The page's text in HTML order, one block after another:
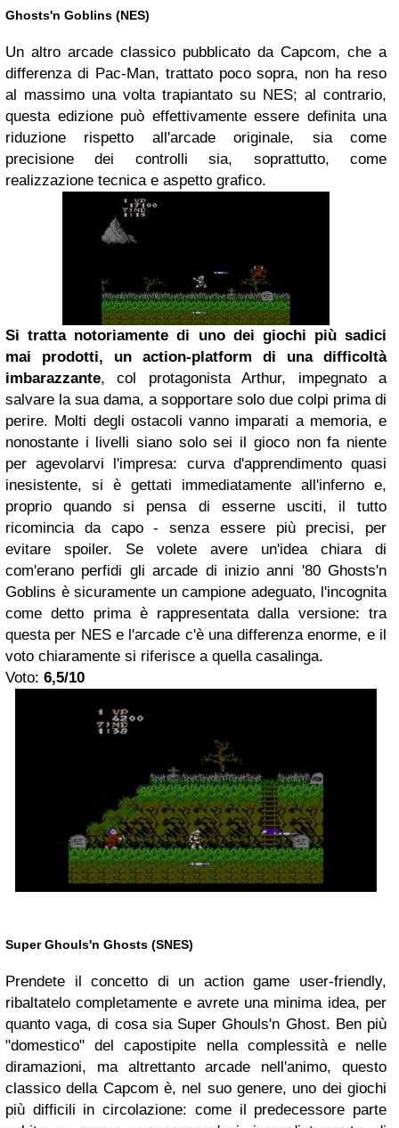
Ghosts'n Goblins (NES)
Un altro arcade classico pubblicato da Capcom, che a
differenza di Pac-Man, trattato poco sopra, non ha reso
al massimo una volta trapiantato su NES; al contrario,
questa edizione può effettivamente essere definita una
riduzione rispetto all'arcade originale, sia come
precisione dei controlli sia, soprattutto, come
realizzazione tecnica e aspetto grafico.
Si tratta notoriamente di uno dei giochi più sadici
mai prodotti, un action-platform di una difficoltà
imbarazzante, col protagonista Arthur, impegnato a
salvare la sua dama, a sopportare solo due colpi prima di
perire. Molti degli ostacoli vanno imparati a memoria, e
nonostante i livelli siano solo sei il gioco non fa niente
per agevolarvi l'impresa: curva d'apprendimento quasi
inesistente, si è gettati immediatamente all'inferno e,
proprio quando si pensa di esserne usciti, il tutto
ricomincia da capo - senza essere più precisi, per
evitare spoiler. Se volete avere un'idea chiara di
com'erano perfidi gli arcade di inizio anni '80 Ghosts'n
Goblins è sicuramente un campione adeguato, l'incognita
come detto prima è rappresentata dalla versione: tra
questa per NES e l'arcade c'è una differenza enorme, e il
voto chiaramente si riferisce a quella casalinga.
Voto: 6,5/10
Super Ghouls'n Ghosts (SNES)
Prendete il concetto di un action game user-friendly,
ribaltatelo completamente e avrete una minima idea, per
quanto vaga, di cosa sia Super Ghouls'n Ghost. Ben più
"domestico" del capostipite nella complessità e nelle
diramazioni, ma altrettanto arcade nell'animo, questo
classico della Capcom è, nel suo genere, uno dei giochi
più difficili in circolazione: come il predecessore parte